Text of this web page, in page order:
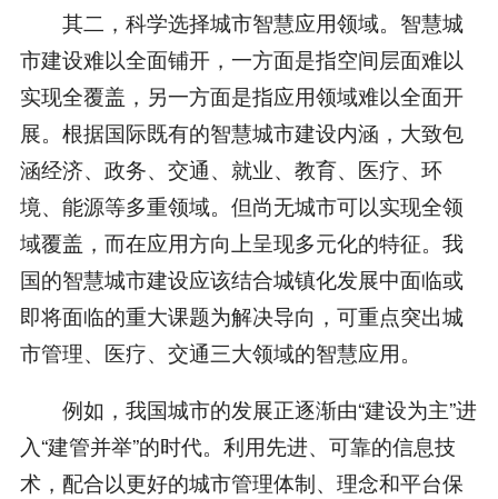
其二，科学选择城市智慧应用领域。智慧城
市建设难以全面铺开，一方面是指空间层面难以
实现全覆盖，另一方面是指应用领域难以全面开
展。根据国际既有的智慧城市建设内涵，大致包
涵经济、政务、交通、就业、教育、医疗、环
境、能源等多重领域。但尚无城市可以实现全领
域覆盖，而在应用方向上呈现多元化的特征。我
国的智慧城市建设应该结合城镇化发展中面临或
即将面临的重大课题为解决导向，可重点突出城
市管理、医疗、交通三大领域的智慧应用。
例如，我国城市的发展正逐渐由“建设为主”进
入“建管并举”的时代。利用先进、可靠的信息技
术，配合以更好的城市管理体制、理念和平台保